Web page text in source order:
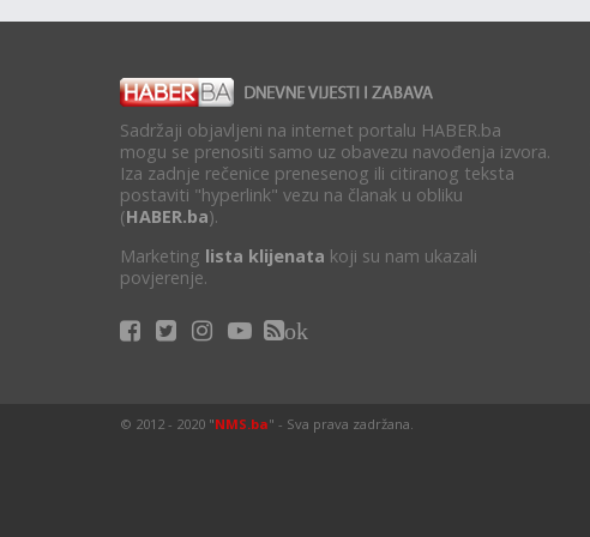
Sadržaji objavljeni na internet portalu HABER.ba
mogu se prenositi samo uz obavezu navođenja izvora.
Iza zadnje rečenice prenesenog ili citiranog teksta
postaviti "hyperlink" vezu na članak u obliku
(HABER.ba).
Marketing lista klijenata koji su nam ukazali
povjerenje.
ok
© 2012 - 2020 "NMS.ba" - Sva prava zadržana.